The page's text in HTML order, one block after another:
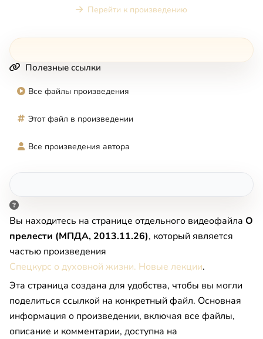
Перейти к произведению
Полезные ссылки
Все файлы произведения
Этот файл в произведении
Все произведения автора
Вы находитесь на странице отдельного видеофайла О
прелести (МПДА, 2013.11.26), который является
частью произведения
Спецкурс о духовной жизни. Новые лекции.
Эта страница создана для удобства, чтобы вы могли
поделиться ссылкой на конкретный файл. Основная
информация о произведении, включая все файлы,
описание и комментарии, доступна на